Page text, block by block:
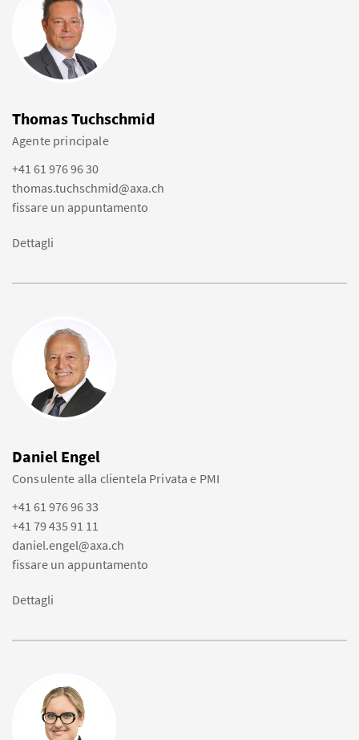
Thomas Tuchschmid
Agente principale
+41 61 976 96 30
thomas.tuchschmid@axa.ch
fissare un appuntamento
Dettagli
Daniel Engel
Consulente alla clientela Privata e PMI
+41 61 976 96 33
+41 79 435 91 11
daniel.engel@axa.ch
fissare un appuntamento
Dettagli